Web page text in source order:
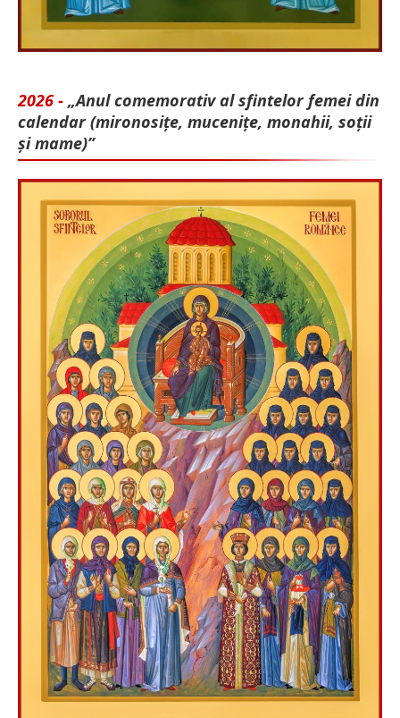
2026 - „Anul comemorativ al sfintelor femei din
calendar (mironosițe, mu­cenițe, monahii, soții
și mame)”